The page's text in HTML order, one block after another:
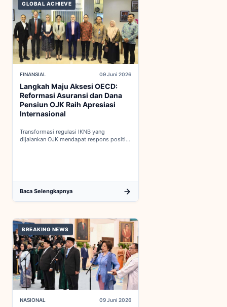
GLOBAL ACHIEVE
FINANSIAL 09 Juni 2026
Langkah Maju Aksesi OECD:
Reformasi Asuransi dan Dana
Pensiun OJK Raih Apresiasi
Internasional
Transformasi regulasi IKNB yang
dijalankan OJK mendapat respons positif
Baca Selengkapnya
BREAKING NEWS
NASIONAL 09 Juni 2026